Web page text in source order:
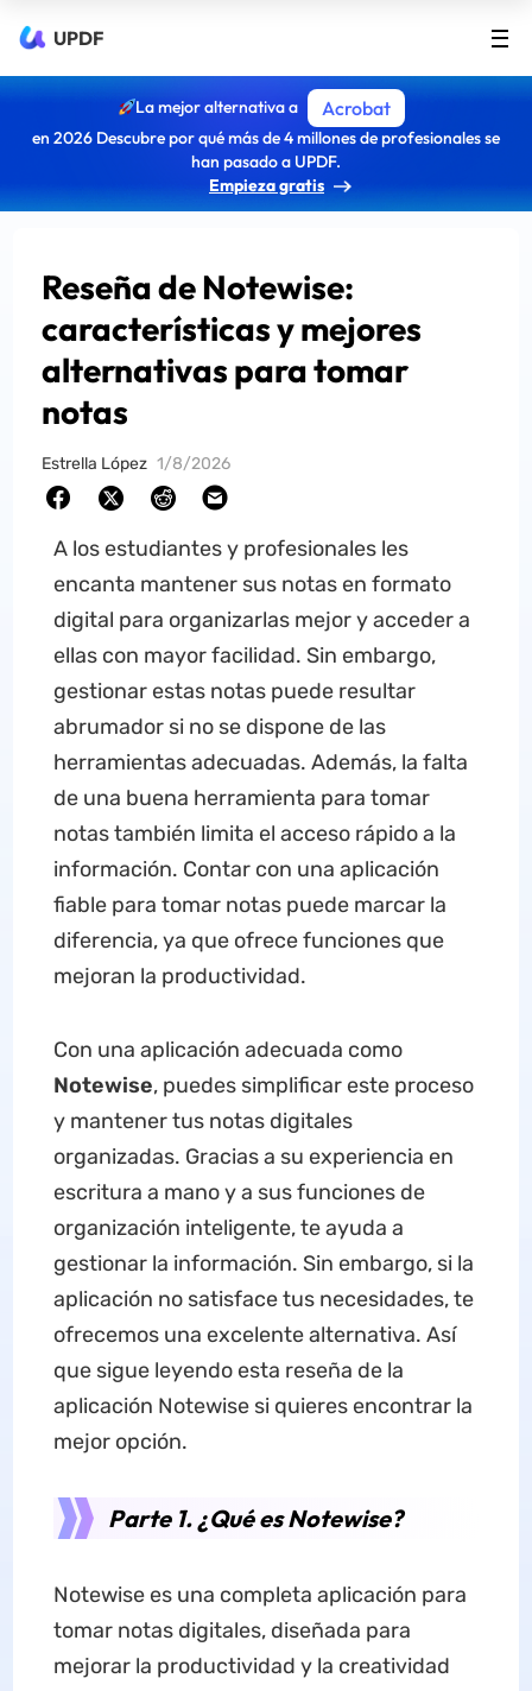
UPDF
La mejor alternativa a Acrobat
en 2026 Descubre por qué más de 4 millones de profesionales se
han pasado a UPDF.
Empieza gratis
Reseña de Notewise:
características y mejores
alternativas para tomar
notas
Estrella López 1/8/2026
A los estudiantes y profesionales les
encanta mantener sus notas en formato
digital para organizarlas mejor y acceder a
ellas con mayor facilidad. Sin embargo,
gestionar estas notas puede resultar
abrumador si no se dispone de las
herramientas adecuadas. Además, la falta
de una buena herramienta para tomar
notas también limita el acceso rápido a la
información. Contar con una aplicación
fiable para tomar notas puede marcar la
diferencia, ya que ofrece funciones que
mejoran la productividad.
Con una aplicación adecuada como
Notewise, puedes simplificar este proceso
y mantener tus notas digitales
organizadas. Gracias a su experiencia en
escritura a mano y a sus funciones de
organización inteligente, te ayuda a
gestionar la información. Sin embargo, si la
aplicación no satisface tus necesidades, te
ofrecemos una excelente alternativa. Así
que sigue leyendo esta reseña de la
aplicación Notewise si quieres encontrar la
mejor opción.
Parte 1. ¿Qué es Notewise?
Notewise es una completa aplicación para
tomar notas digitales, diseñada para
mejorar la productividad y la creatividad